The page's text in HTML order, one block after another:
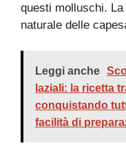
questi molluschi.
naturale delle
Leggi anche
laziali: la ricetta
conquistando
facilità di